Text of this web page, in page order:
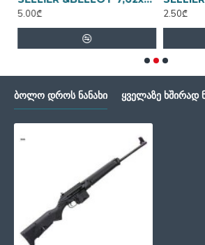
5.00₾
2.50₾
ᲑᲝᲚᲝ ᲓᲠᲝᲡ ᲜᲐᲜᲐᲮᲘ ᲧᲕᲔᲚᲐᲖᲔ ᲮᲨᲘᲠᲐᲓ